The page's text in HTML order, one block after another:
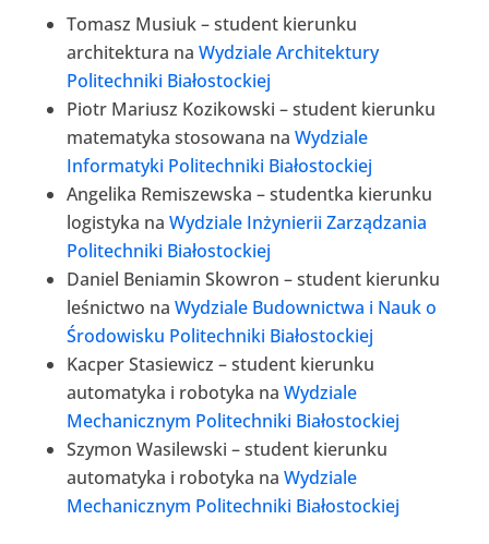
Tomasz Musiuk – student kierunku
architektura na Wydziale Architektury
Politechniki Białostockiej
Piotr Mariusz Kozikowski – student kierunku
matematyka stosowana na Wydziale
Informatyki Politechniki Białostockiej
Angelika Remiszewska – studentka kierunku
logistyka na Wydziale Inżynierii Zarządzania
Politechniki Białostockiej
Daniel Beniamin Skowron – student kierunku
leśnictwo na Wydziale Budownictwa i Nauk o
Środowisku Politechniki Białostockiej
Kacper Stasiewicz – student kierunku
automatyka i robotyka na Wydziale
Mechanicznym Politechniki Białostockiej
Szymon Wasilewski – student kierunku
automatyka i robotyka na Wydziale
Mechanicznym Politechniki Białostockiej